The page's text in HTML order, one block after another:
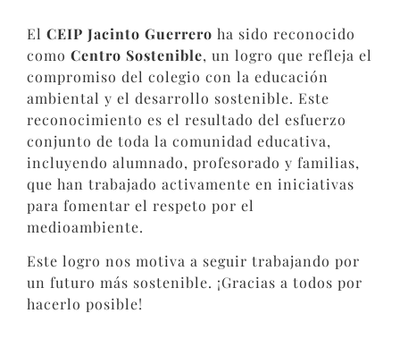
El CEIP Jacinto Guerrero ha sido reconocido
como Centro Sostenible, un logro que refleja el
compromiso del colegio con la educación
ambiental y el desarrollo sostenible. Este
reconocimiento es el resultado del esfuerzo
conjunto de toda la comunidad educativa,
incluyendo alumnado, profesorado y familias,
que han trabajado activamente en iniciativas
para fomentar el respeto por el
medioambiente.
Este logro nos motiva a seguir trabajando por
un futuro más sostenible. ¡Gracias a todos por
hacerlo posible!